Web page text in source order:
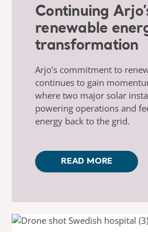
Continuing
renewable
transformation
Arjo’s commitment to
continues to gain
where two major solar
powering operations and
energy back to the grid.
READ MORE